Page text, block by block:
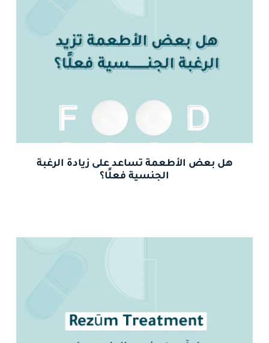
هل بعض الأطعمة تساعد على زيادة الرغبة
الجنسية فعلًا؟